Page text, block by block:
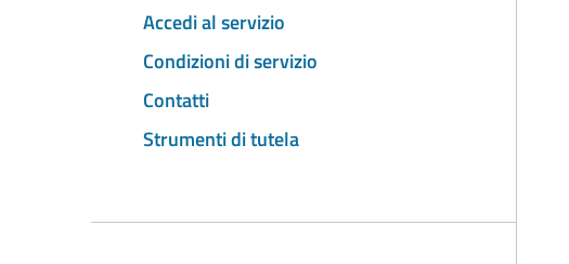
Accedi al servizio
Condizioni di servizio
Contatti
Strumenti di tutela